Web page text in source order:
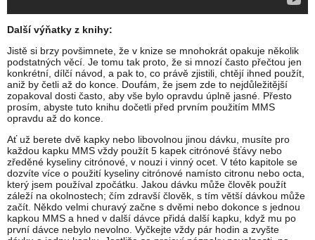
Další výňatky z knihy:
Jistě si brzy povšimnete, že v knize se mnohokrát opakuje několik
podstatných věcí. Je tomu tak proto, že si mnozí často přečtou jen
konkrétní, dílčí návod, a pak to, co právě zjistili, chtějí ihned použít,
aniž by četli až do konce. Doufám, že jsem zde to nejdůležitější
zopakoval dosti často, aby vše bylo opravdu úplně jasné. Přesto
prosím, abyste tuto knihu dočetli před prvním použitím MMS
opravdu až do konce.
Ať už berete dvě kapky nebo libovolnou jinou dávku, musíte pro
každou kapku MMS vždy použít 5 kapek citrónové šťávy nebo
zředěné kyseliny citrónové, v nouzi i vinný ocet. V této kapitole se
dozvíte více o použití kyseliny citrónové namísto citronu nebo octa,
který jsem používal zpočátku. Jakou dávku může člověk použít
záleží na okolnostech; čím zdravší člověk, s tím větší dávkou může
začít. Někdo velmi churavý začne s dvěmi nebo dokonce s jednou
kapkou MMS a hned v další dávce přidá další kapku, když mu po
první dávce nebylo nevolno. Vyčkejte vždy pár hodin a zvyšte